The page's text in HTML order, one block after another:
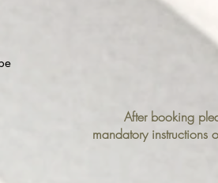
After booking
mandatory instructions